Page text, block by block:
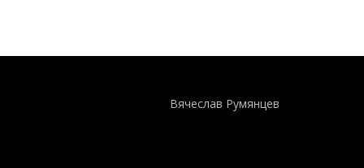
Вячеслав Румянцев